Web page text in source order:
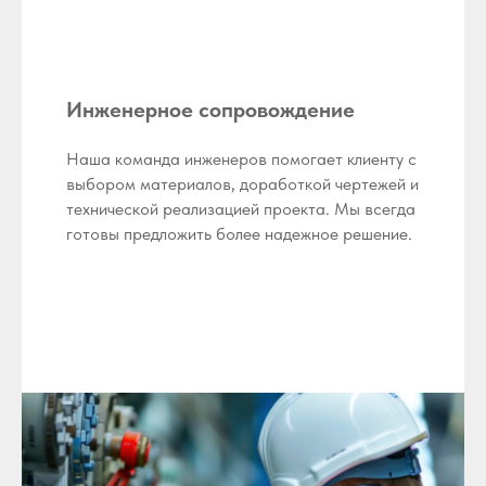
Инженерное сопровождение
Наша команда инженеров помогает клиенту с
выбором материалов, доработкой чертежей и
технической реализацией проекта. Мы всегда
готовы предложить более надежное решение.